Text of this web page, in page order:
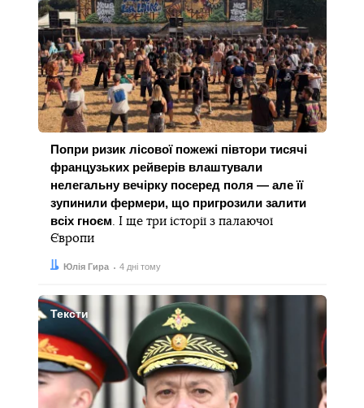
Попри ризик лісової пожежі півтори тисячі
французьких рейверів влаштували
нелегальну вечірку посеред поля — але її
зупинили фермери, що пригрозили залити
всіх гноєм. І ще три історії з палаючої
Європи
Автор:Юлія Гира
Дата: 4 дні тому
Тексти